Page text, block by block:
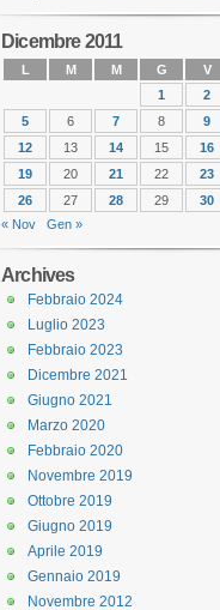
Dicembre 2011
L M M G V
1
2
5
6 7 8 9
12
13 14 15 16
19
20 21 22 23
26
27 28 29 30
« Nov
Gen »
Archives
Febbraio 2024
Luglio 2023
Febbraio 2023
Dicembre 2021
Giugno 2021
Marzo 2020
Febbraio 2020
Novembre 2019
Ottobre 2019
Giugno 2019
Aprile 2019
Gennaio 2019
Novembre 2012